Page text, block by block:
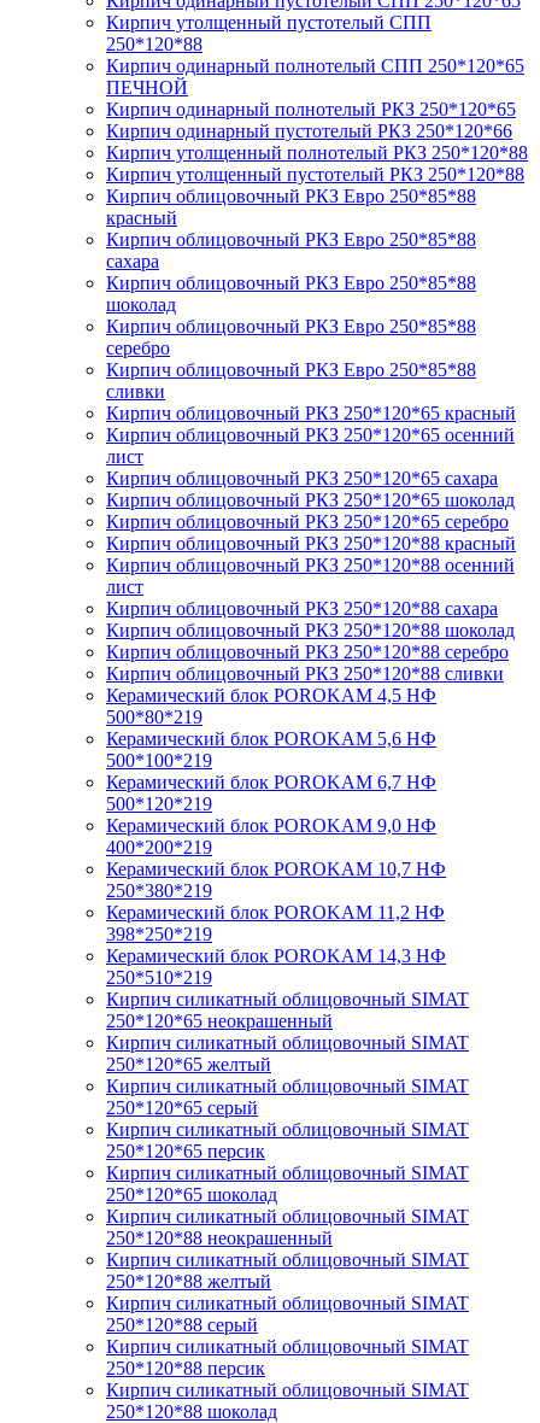
Кирпич утолщенный пустотелый СПП
250*120*88
Кирпич одинарный полнотелый СПП 250*120*65
ПЕЧНОЙ
Кирпич одинарный полнотелый РКЗ 250*120*65
Кирпич одинарный пустотелый РКЗ 250*120*66
Кирпич утолщенный полнотелый РКЗ 250*120*88
Кирпич утолщенный пустотелый РКЗ 250*120*88
Кирпич облицовочный РКЗ Евро 250*85*88
красный
Кирпич облицовочный РКЗ Евро 250*85*88
сахара
Кирпич облицовочный РКЗ Евро 250*85*88
шоколад
Кирпич облицовочный РКЗ Евро 250*85*88
серебро
Кирпич облицовочный РКЗ Евро 250*85*88
сливки
Кирпич облицовочный РКЗ 250*120*65 красный
Кирпич облицовочный РКЗ 250*120*65 осенний
лист
Кирпич облицовочный РКЗ 250*120*65 сахара
Кирпич облицовочный РКЗ 250*120*65 шоколад
Кирпич облицовочный РКЗ 250*120*65 серебро
Кирпич облицовочный РКЗ 250*120*88 красный
Кирпич облицовочный РКЗ 250*120*88 осенний
лист
Кирпич облицовочный РКЗ 250*120*88 сахара
Кирпич облицовочный РКЗ 250*120*88 шоколад
Кирпич облицовочный РКЗ 250*120*88 серебро
Кирпич облицовочный РКЗ 250*120*88 сливки
Керамический блок POROKAM 4,5 НФ
500*80*219
Керамический блок POROKAM 5,6 НФ
500*100*219
Керамический блок POROKAM 6,7 НФ
500*120*219
Керамический блок POROKAM 9,0 НФ
400*200*219
Керамический блок POROKAM 10,7 НФ
250*380*219
Керамический блок POROKAM 11,2 НФ
398*250*219
Керамический блок POROKAM 14,3 НФ
250*510*219
Кирпич силикатный облицовочный SIMAT
250*120*65 неокрашенный
Кирпич силикатный облицовочный SIMAT
250*120*65 желтый
Кирпич силикатный облицовочный SIMAT
250*120*65 серый
Кирпич силикатный облицовочный SIMAT
250*120*65 персик
Кирпич силикатный облицовочный SIMAT
250*120*65 шоколад
Кирпич силикатный облицовочный SIMAT
250*120*88 неокрашенный
Кирпич силикатный облицовочный SIMAT
250*120*88 желтый
Кирпич силикатный облицовочный SIMAT
250*120*88 серый
Кирпич силикатный облицовочный SIMAT
250*120*88 персик
Кирпич силикатный облицовочный SIMAT
250*120*88 шоколад